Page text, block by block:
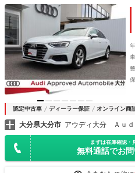
ト マルチカラーアンビエントラ
認定中古車 ディーラー保証 オンライン商
大分県大分市
まずは在庫確認・
無料通話でお